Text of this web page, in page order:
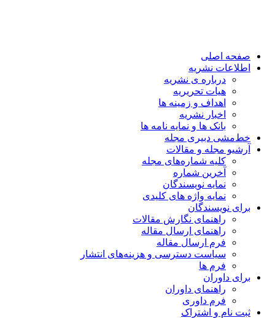
صفحه اصلی
اطلاعات نشریه
درباره ی نشریه
هیات تحریریه
اهداف و زمینه ها
اخبار نشریه
بانک ها و نمایه نامه ها
خط‌مشی دبیری مجله
آرشیو مجله و مقالات
کلیه شماره‌های مجله
آخرین شماره
نمایه نویسندگان
نمایه واژه های کلیدی
برای نویسندگان
راهنمای نگارش مقالات
راهنمای ارسال مقاله
فرم ارسال مقاله
سیاست دسترسی و هزینه‌های انتشار
فرم ها
برای داوران
راهنمای داوران
فرم داوری
ثبت نام و اشتراک